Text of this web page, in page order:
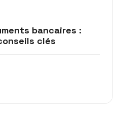
bancaires :
clés